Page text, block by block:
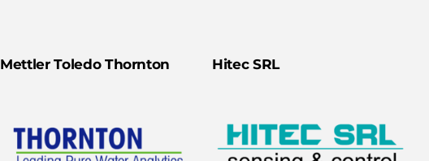
Mettler Toledo Thornton Hitec SRL